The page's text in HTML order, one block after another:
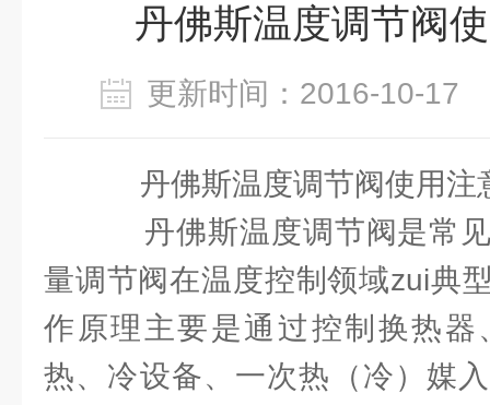
丹佛斯温度调节阀
更新时间：2016-10-
丹佛斯温度调节阀使用注
丹佛斯温度调节阀是常
量调节阀在温度控制领域zui典
作原理主要是通过控制换热器
热、冷设备、一次热（冷）媒